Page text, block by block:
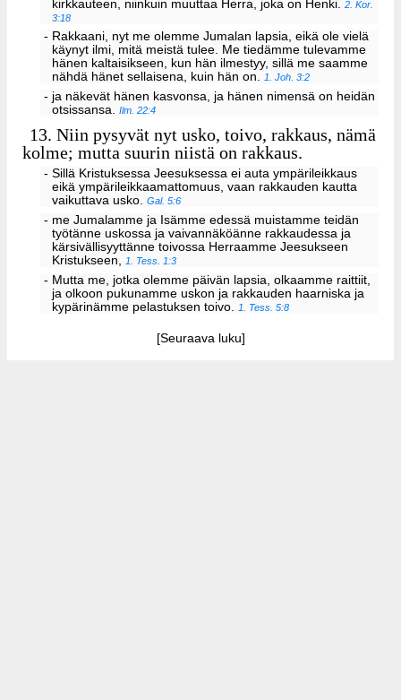
kirkkauteen, niinkuin muuttaa Herra, joka on Henki.2. Kor.
3:18
- Rakkaani, nyt me olemme Jumalan lapsia, eikä ole vielä
käynyt ilmi, mitä meistä tulee. Me tiedämme tulevamme
hänen kaltaisikseen, kun hän ilmestyy, sillä me saamme
nähdä hänet sellaisena, kuin hän on.1. Joh. 3:2
- ja näkevät hänen kasvonsa, ja hänen nimensä on heidän
otsissansa.Ilm. 22:4
13. Niin pysyvät nyt usko, toivo, rakkaus, nämä
kolme; mutta suurin niistä on rakkaus.
- Sillä Kristuksessa Jeesuksessa ei auta ympärileikkaus
eikä ympärileikkaamattomuus, vaan rakkauden kautta
vaikuttava usko.Gal. 5:6
- me Jumalamme ja Isämme edessä muistamme teidän
työtänne uskossa ja vaivannäköänne rakkaudessa ja
kärsivällisyyttänne toivossa Herraamme Jeesukseen
Kristukseen,1. Tess. 1:3
- Mutta me, jotka olemme päivän lapsia, olkaamme raittiit,
ja olkoon pukunamme uskon ja rakkauden haarniska ja
kypärinämme pelastuksen toivo.1. Tess. 5:8
[Seuraava luku]